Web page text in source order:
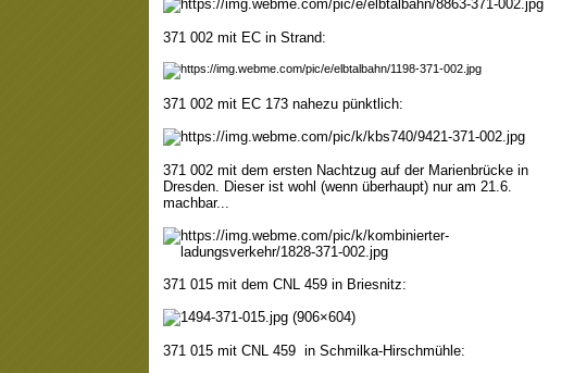
371 002 mit EC in Strand:
371 002 mit EC 173 nahezu pünktlich:
371 002 mit dem ersten Nachtzug auf der Marienbrücke in
Dresden. Dieser ist wohl (wenn überhaupt) nur am 21.6.
machbar...
371 015 mit dem CNL 459 in Briesnitz:
371 015 mit CNL 459 in Schmilka-Hirschmühle: